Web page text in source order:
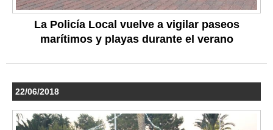
La Policía Local vuelve a vigilar paseos
marítimos y playas durante el verano
22/06/2018